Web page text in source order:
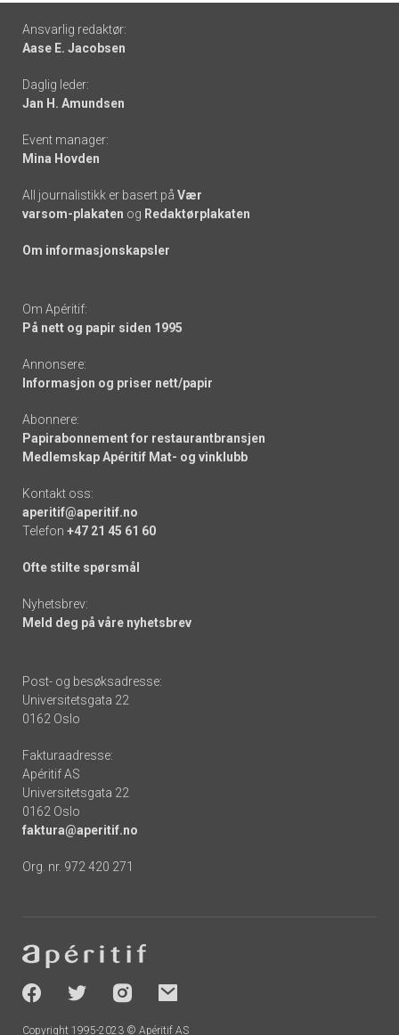
Footer
-
links
Ansvarlig redaktør:
Aase E. Jacobsen
Daglig leder:
Jan H. Amundsen
Event manager:
Mina Hovden
All journalistikk er basert på Vær
varsom-plakaten og Redaktørplakaten
Om informasjonskapsler
Om Apéritif:
På nett og papir siden 1995
Annonsere:
Informasjon og priser nett/papir
Abonnere:
Papirabonnement for restaurantbransjen
Medlemskap Apéritif Mat- og vinklubb
Kontakt oss:
aperitif@aperitif.no
Telefon +47 21 45 61 60
Ofte stilte spørsmål
Nyhetsbrev:
Meld deg på våre nyhetsbrev
Post- og besøksadresse:
Universitetsgata 22
0162 Oslo
Fakturaadresse:
Apéritif AS
Universitetsgata 22
0162 Oslo
faktura@aperitif.no
Org. nr. 972 420 271
-
socials
Copyright 1995-2023 © Apéritif AS